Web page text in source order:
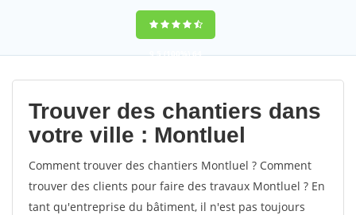
9,5(100%)64
votes
Trouver des chantiers dans
votre ville : Montluel
Comment trouver des chantiers Montluel ? Comment
trouver des clients pour faire des travaux Montluel ? En
tant qu'entreprise du bâtiment, il n'est pas toujours